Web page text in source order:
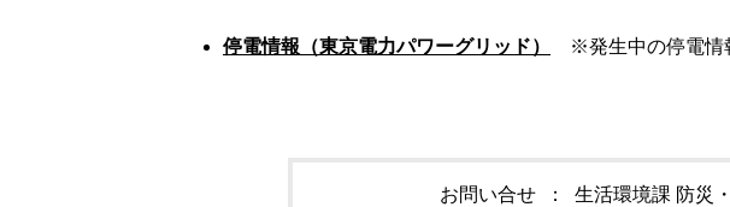
停電情報（東京電力パワーグリッド） ※発生中の停電情
お問い合せ
生活環境課 防災